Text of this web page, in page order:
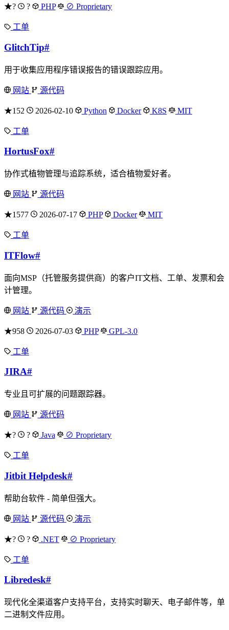
★? ? PHP ⊘ Proprietary
工单
GlitchTip#
用于收集应用程序错误报告的错误跟踪应用。
网站 源代码
★152 2026-02-10 Python Docker K8S MIT
工单
HortusFox#
协作式植物管理与追踪系统，适合植物爱好者。
网站 源代码
★1577 2026-07-17 PHP Docker MIT
工单
ITFlow#
面向MSP（托管服务提供商）的客户IT文档、工单、发票和会
计管理。
网站 源代码 演示
★958 2026-07-03 PHP GPL-3.0
工单
JIRA#
专业且可扩展的问题跟踪器。
网站 源代码
★? ? Java ⊘ Proprietary
工单
Jitbit Helpdesk#
帮助台软件 - 简单但强大。
网站 源代码 演示
★? ? .NET ⊘ Proprietary
工单
Libredesk#
现代化全渠道客户支持平台，支持实时聊天、电子邮件等，单
二进制文件应用。